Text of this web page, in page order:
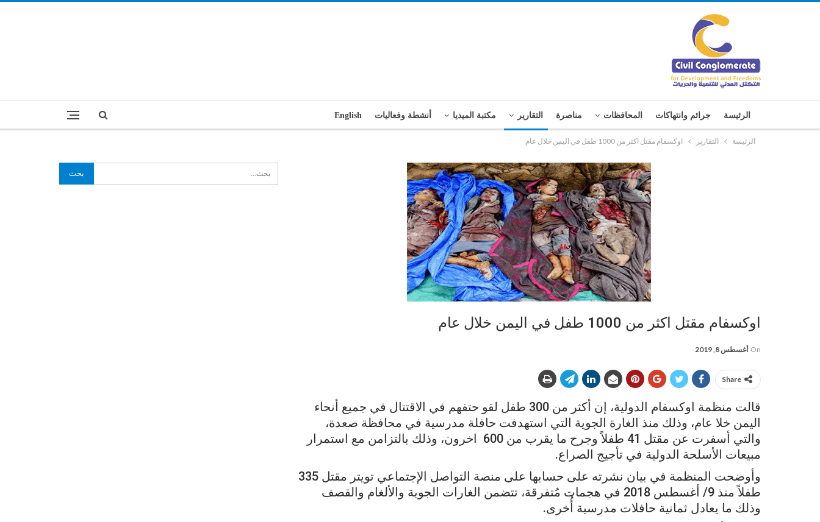
الرئيسة جرائم وانتهاكات المحافظات مناصرة التقارير مكتبة الميديا أنشطة وفعاليات English
الرئيسة التقارير اوكسفام مقتل اكثر من 1000 طفل في اليمن خلال عام
اوكسفام مقتل اكثر من 1000 طفل في اليمن خلال عام
On أغسطس 8, 2019
Share
قالت منظمة اوكسفام الدولية، إن أكثر من 300 طفل لقو حتفهم في الاقتتال في جميع أنحاء
اليمن خلا عام، وذلك منذ الغارة الجوية التي استهدفت حافلة مدرسية في محافظة صعدة،
والتي أسفرت عن مقتل 41 طفلاً وجرح ما يقرب من 600 اخرون، وذلك بالتزامن مع استمرار
مبيعات الأسلحة الدولية في تأجيج الصراع.
وأوضحت المنظمة في بيان نشرته على حسابها على منصة التواصل الإجتماعي تويتر مقتل 335
طفلاً منذ 9/ أغسطس 2018 في هجمات مُتفرقة، تتضمن الغارات الجوية والألغام والقصف
وذلك ما يعادل ثمانية حافلات مدرسية أُخرى.